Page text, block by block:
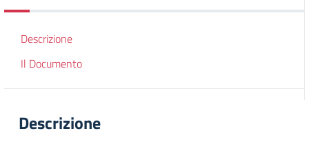
Descrizione
Il Documento
Descrizione